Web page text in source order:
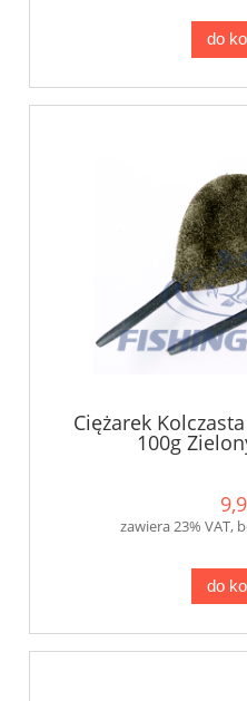
do
Ciężarek
100g
zawiera 23% VAT,
do